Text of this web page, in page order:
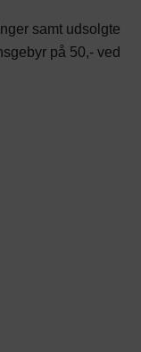
samt udsolgte
på 50,- ved